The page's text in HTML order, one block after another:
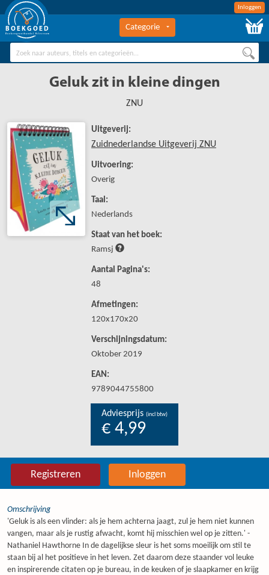
Inloggen
BOEKGOED
Boekengroothandel Hilversum
Categorie
Geluk zit in kleine dingen
ZNU
Uitgeverij:
Zuidnederlandse Uitgeverij ZNU
Uitvoering:
Overig
Taal:
Nederlands
Staat van het boek:
Ramsj
Aantal Pagina's:
48
Afmetingen:
120x170x20
Verschijningsdatum:
Oktober 2019
EAN:
9789044755800
Adviesprijs (incl btw)
€ 4,99
Registreren Inloggen
Omschrijving
'Geluk is als een vlinder: als je hem achterna jaagt, zul je hem niet kunnen
vangen, maar als je rustig afwacht, komt hij misschien wel op je zitten.' -
Nathaniel Hawthorne In de dagelijkse sleur is het soms moeilijk om stil te
staan bij al het positieve in het leven. Zet daarom deze staander vol leuke
en inspirerende citaten op je bureau, in de keuken of je slaapkamer en krijg